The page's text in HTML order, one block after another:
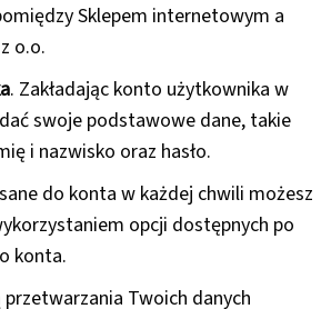
Sklepem internetowym a
o.o.
. Zakładając konto użytkownika w
swoje podstawowe dane, takie
i nazwisko oraz hasło.
do konta w każdej chwili możesz
opcji dostępnych po
konta.
Twoich danych